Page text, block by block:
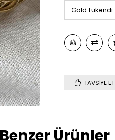
TAVSIYE ET
Benzer Ürünler